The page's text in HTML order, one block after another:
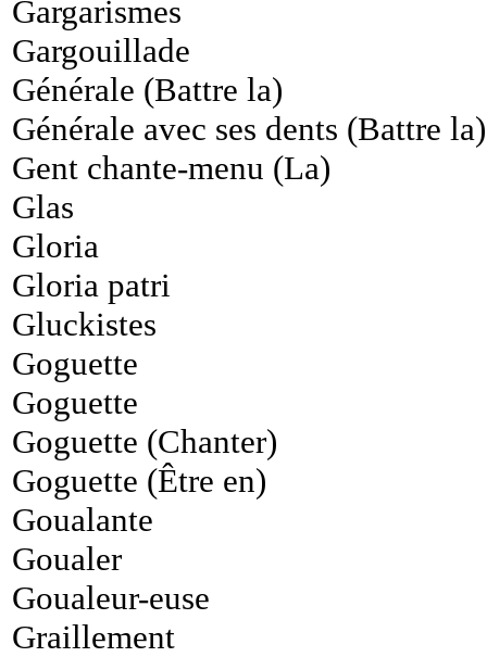
Gargarismes
Gargouillade
Générale (Battre la)
Générale avec ses dents (Battre la)
Gent chante-menu (La)
Glas
Gloria
Gloria patri
Gluckistes
Goguette
Goguette
Goguette (Chanter)
Goguette (Être en)
Goualante
Goualer
Goualeur-euse
Graillement